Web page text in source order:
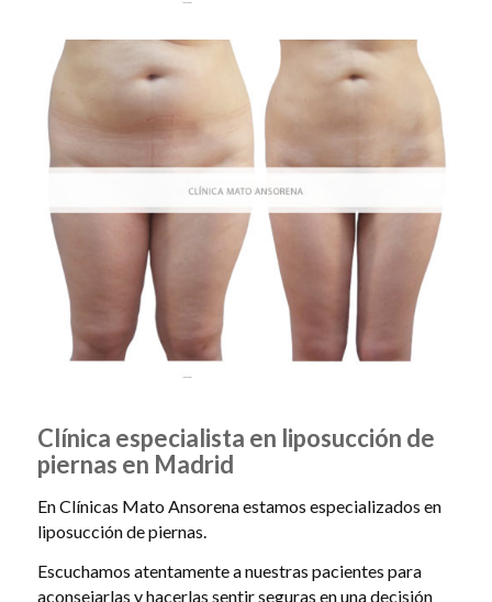
Clínica especialista en liposucción de
piernas en Madrid
En Clínicas Mato Ansorena estamos especializados en
liposucción de piernas.
Escuchamos atentamente a nuestras pacientes para
aconsejarlas y hacerlas sentir seguras en una decisión